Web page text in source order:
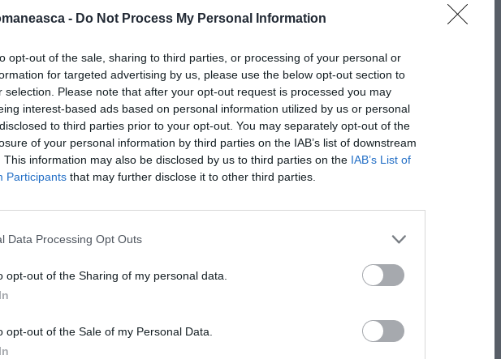
- Do Not Process My Personal Information
opt-out of the sale, sharing to third parties, or processing of your personal or
for targeted advertising by us, please use the below opt-out section to
selection. Please note that after your opt-out request is processed you may
interest-based ads based on personal information utilized by us or personal
to third parties prior to your opt-out. You may separately opt-out of the
of your personal information by third parties on the IAB’s list of downstream
This information may also be disclosed by us to third parties on the IAB’s List of
Participants that may further disclose it to other third parties.
Data Processing Opt Outs
opt-out of the Sharing of my personal data.
opt-out of the Sale of my Personal Data.
subiectul unei sancțiuni, i-a transmis
română: „Băi, băi, ăla negru”, indicându-
turce.
s-a supărat, considerându-l identic cu
deși în limba română nu are
nu a vrut să îl jignească pe oficialul
a retras de pe teren, urmată de gazdele
meciului pentru a doua zi.
„Îmi cer scuze pentru această
rasist. Într-un astfel de context, oamenii
greşit. Îmi prezint scuzele în numele